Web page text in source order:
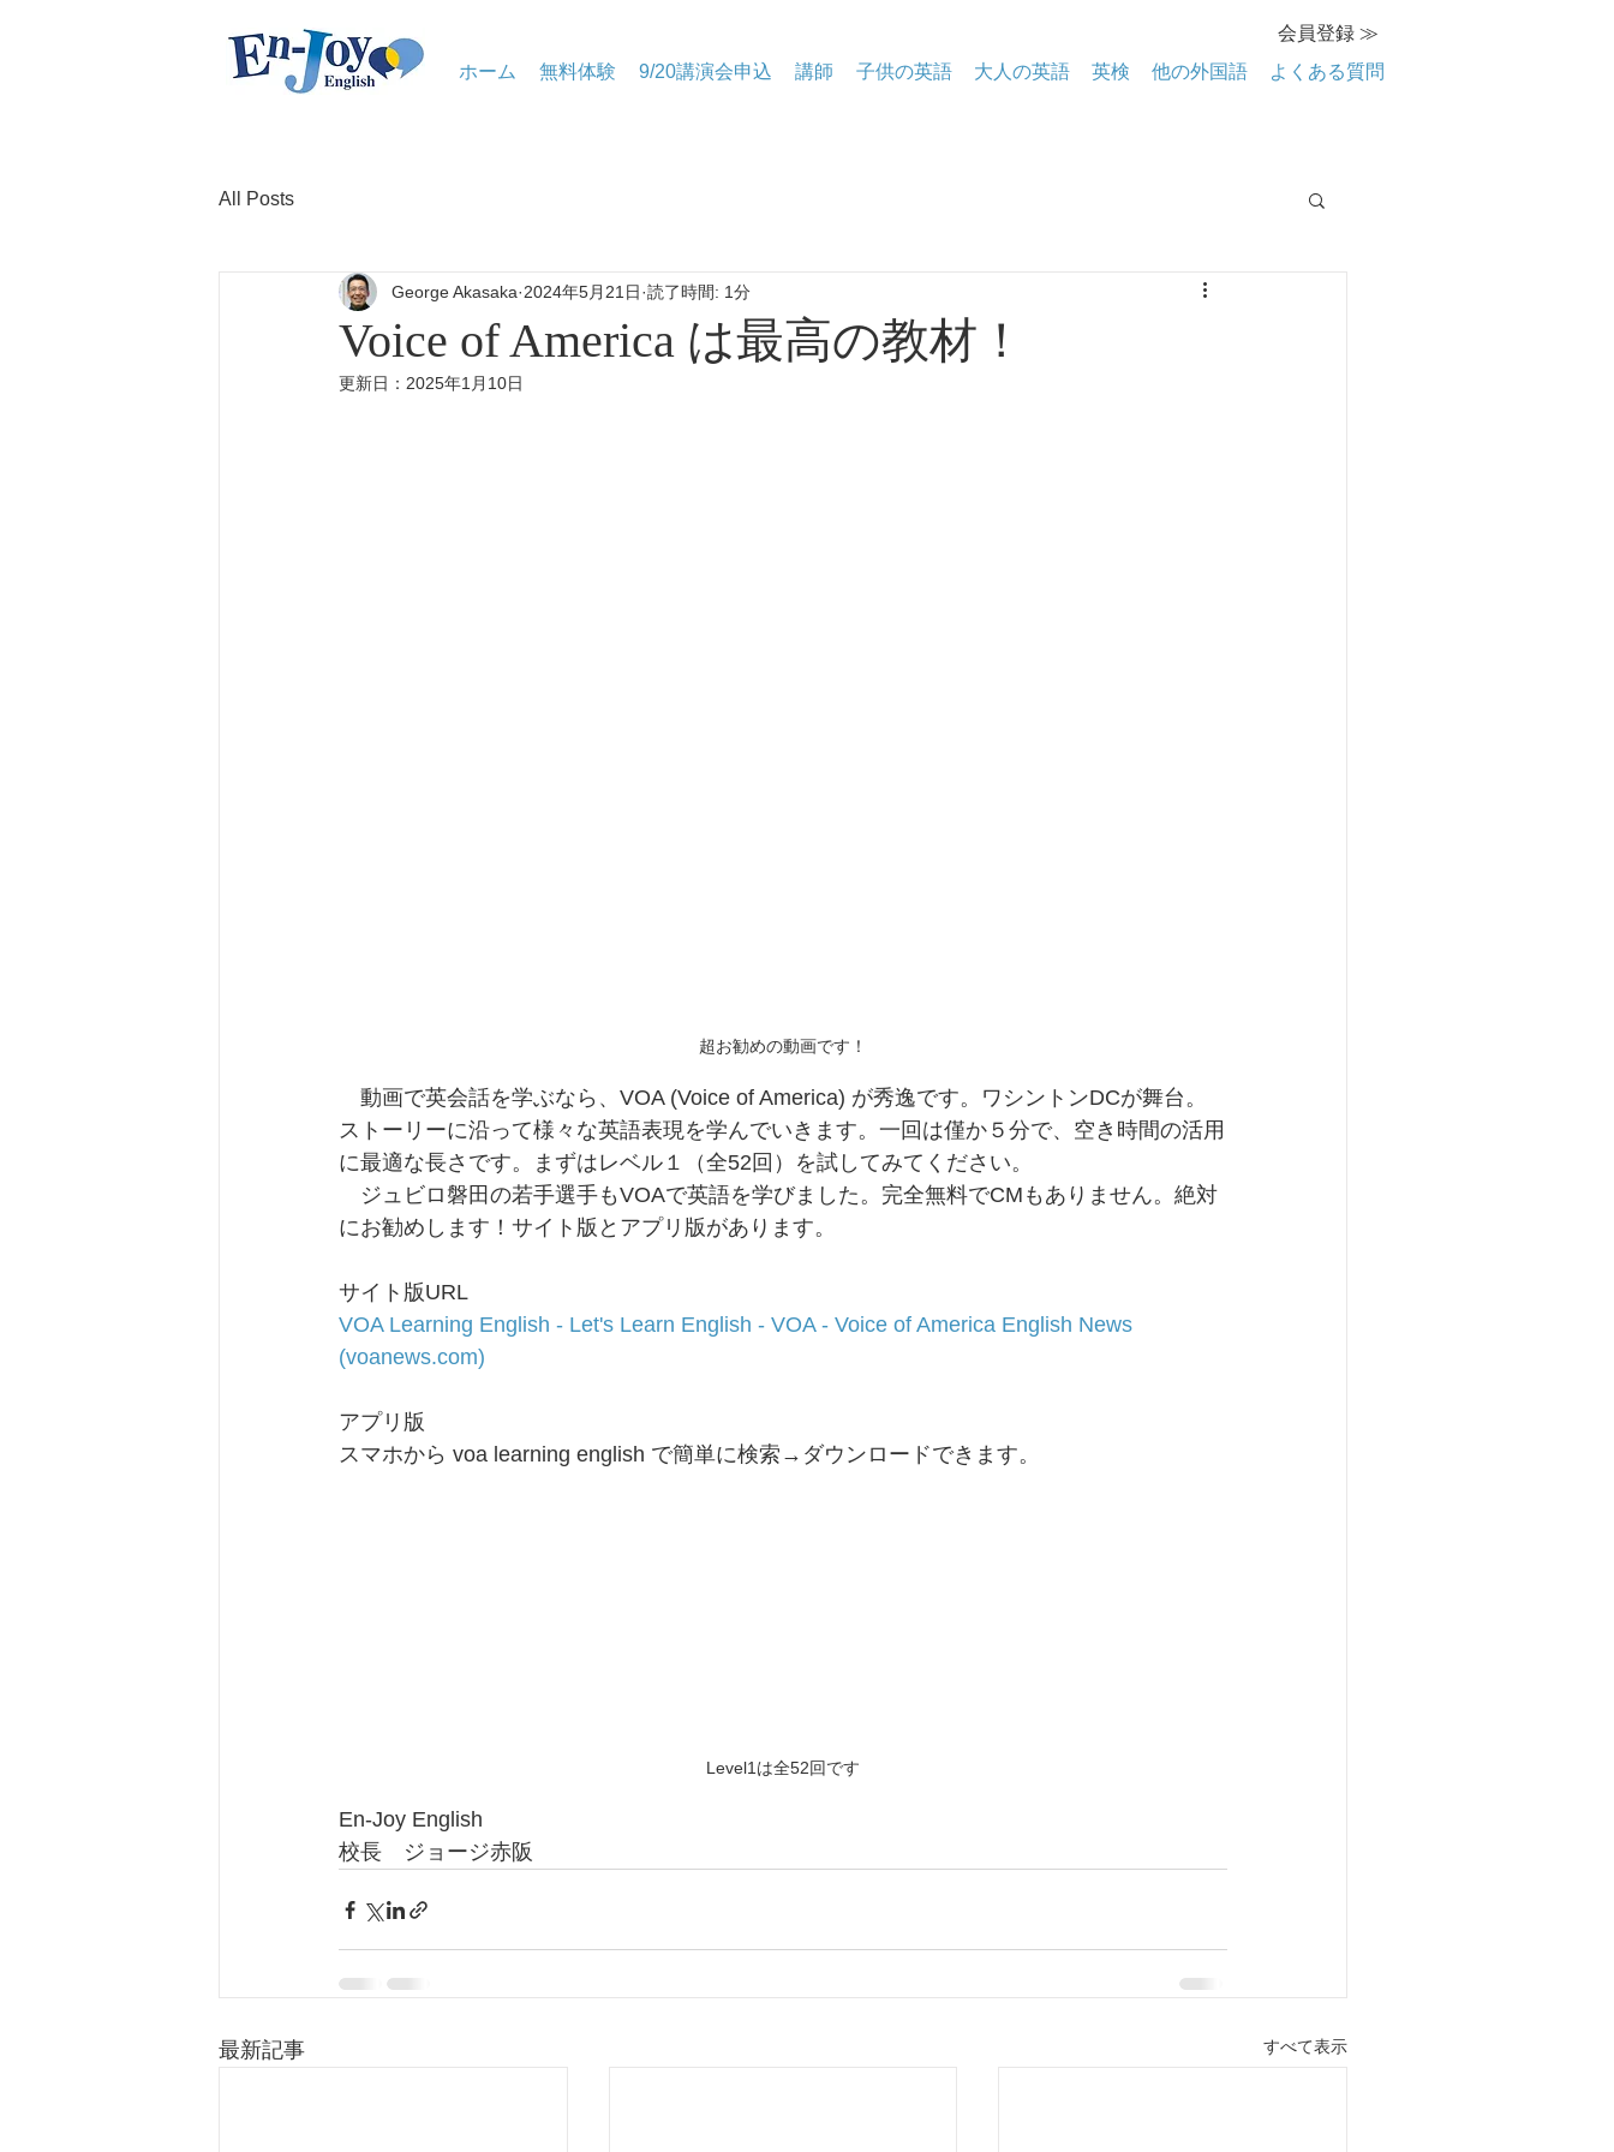
ホーム 無料体験 9/20講演会申込 講師 子供の英語 大人の英語 英検 他の外国語 よくある質問
会員登録 ≫
All Posts
Voice of America は最高の教材！
George Akasaka 2024年5月21日 読了時間: 1分
更新日： 2025年1月10日
超お勧めの動画です！
動画で英会話を学ぶなら、VOA (Voice of America) が秀逸です。ワシントンDCが舞台。
ストーリーに沿って様々な英語表現を学んでいきます。一回は僅か５分で、空き時間の活用
に最適な長さです。まずはレベル１（全52回）を試してみてください。
ジュビロ磐田の若手選手もVOAで英語を学びました。完全無料でCMもありません。絶対
にお勧めします！サイト版とアプリ版があります。
サイト版URL
VOA Learning English - Let's Learn English - VOA - Voice of America English News
(voanews.com)
アプリ版
スマホから voa learning english で簡単に検索→ダウンロードできます。
Level1は全52回です
En-Joy English
校長　ジョージ赤阪
最新記事 すべて表示